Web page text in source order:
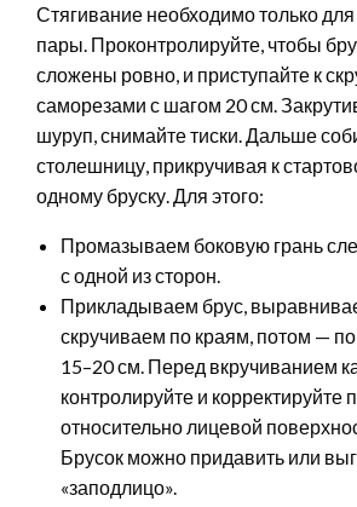
Стягивание необходимо только для
пары. Проконтролируйте, чтобы
сложены ровно, и приступайте к
саморезами с шагом 20 см.
шуруп, снимайте тиски. Дальше
столешницу, прикручивая к
одному бруску. Для этого:
Промазываем боковую грань
с одной из сторон.
Прикладываем брус,
скручиваем по краям, потом —
15–20 см. Перед вкручиванием
контролируйте и корректируйте
относительно лицевой
Брусок можно придавить или
«заподлицо».